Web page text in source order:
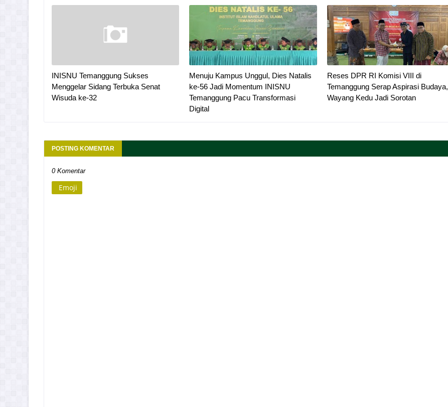
INISNU Temanggung Sukses
Menggelar Sidang Terbuka Senat
Wisuda ke-32
Menuju Kampus Unggul, Dies Natalis
ke-56 Jadi Momentum INISNU
Temanggung Pacu Transformasi
Digital
Reses DPR RI Komisi VIII di
Temanggung Serap Aspirasi Budaya,
Wayang Kedu Jadi Sorotan
POSTING KOMENTAR
0 Komentar
Emoji